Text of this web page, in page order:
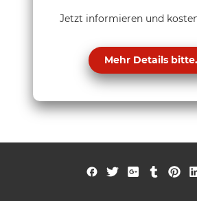
Jetzt informieren und
Mehr Details